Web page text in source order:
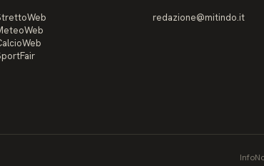
redazione@mitindo.it
Info